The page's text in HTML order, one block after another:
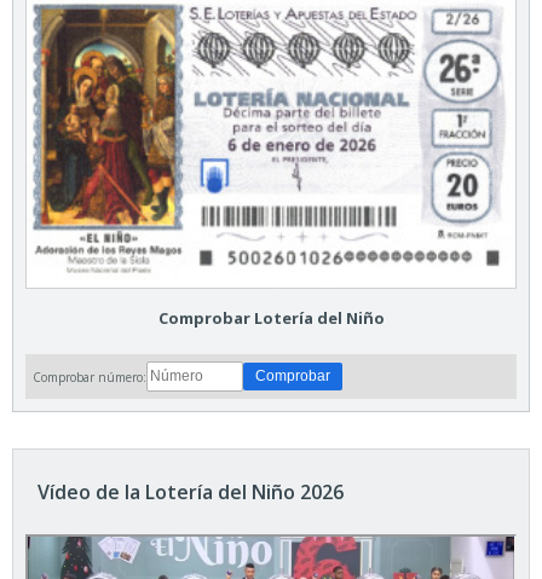
Comprobar Lotería del Niño
Comprobar número:
Vídeo de la Lotería del Niño 2026